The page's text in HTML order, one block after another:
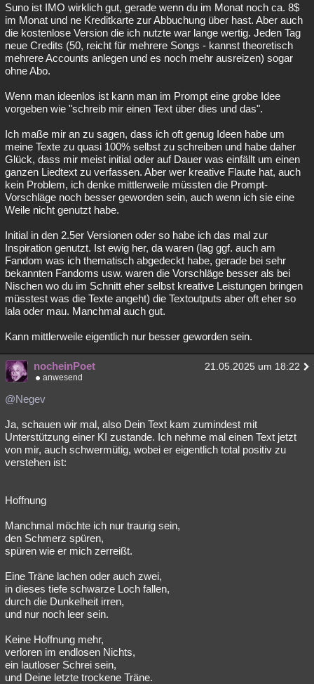
Suno ist IMO wirklich gut, gerade wenn du im Monat noch ca. 8$
im Monat und ne Kreditkarte zur Abbuchung über hast. Aber auch
die kostenlose Version die ich nutzte war lange wertig. Jeden Tag
neue Credits (50, reicht für mehrere Songs - kannst theoretisch
mehrere Accounts anlegen und es noch mehr ausreizen) sogar
ohne Abo.
Wenn man ideenlos ist kann man im Prompt eine grobe Idee
vorgeben wie "schreib mir einen Text über dies und das".
Ich maße mir an zu sagen, dass ich oft genug Ideen habe um
meine Texte zu quasi 100% selbst zu schreiben und habe daher
Glück, dass mir meist initial oder auf Dauer was einfällt um einen
ganzen Liedtext zu verfassen. Aber wer kreative Flaute hat, auch
kein Problem, ich denke mittlerweile müssten die Prompt-
Vorschläge noch besser geworden sein, auch wenn ich sie eine
Weile nicht genutzt habe.
Initial in den 2.5er Versionen oder so habe ich das mal zur
Inspiration genutzt. Ist ewig her, da waren (lag ggf. auch am
Fandom was ich thematisch abgedeckt habe, gerade bei sehr
bekannten Fandoms usw. waren die Vorschläge besser als bei
Nischen wo du im Schnitt eher selbst kreative Leistungen bringen
müsstest was die Texte angeht) die Textoutputs aber oft eher so
lala oder mau. Manchmal auch gut.
Kann mittlerweile eigentlich nur besser geworden sein.
nocheinPoet 21.05.2025 um 18:22
anwesend
@Negev
Ja, schauen wir mal, also Dein Text kam zumindest mit
Unterstützung einer KI zustande. Ich nehme mal einen Text jetzt
von mir, auch schwermütig, wobei er eigentlich total positiv zu
verstehen ist:
Hoffnung
Manchmal möchte ich nur traurig sein,
den Schmerz spüren,
spüren wie er mich zerreißt.
Eine Träne lachen oder auch zwei,
in dieses tiefe schwarze Loch fallen,
durch die Dunkelheit irren,
und nur noch leer sein.
Keine Hoffnung mehr,
verloren im endlosen Nichts,
ein lautloser Schrei sein,
und Deine letzte trockene Träne.